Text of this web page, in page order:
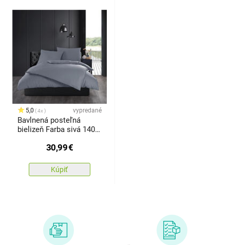
5,0 4x vypredané
Bavlnená posteľná
bielizeň Farba sivá 140 x
30,99€
Kúpiť